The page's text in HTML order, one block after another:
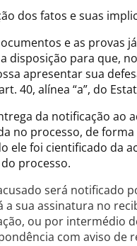
dos fatos e suas
e as provas
disposição para que,
apresentar sua
40, alínea “a”, do
da notificação ao
no processo, de forma
ele foi cientificado da
processo.
será notificado
a sua assinatura no
ou por intermédio
com aviso de